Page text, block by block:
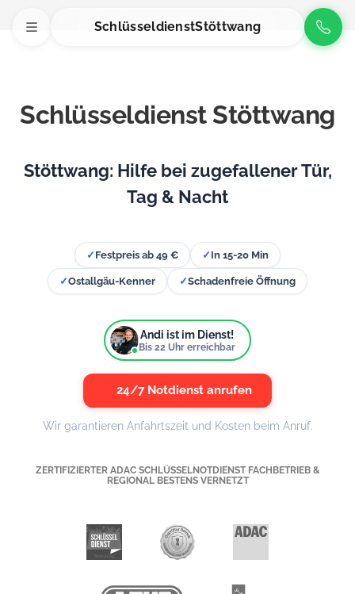
SchlüsseldienstStöttwang
Schlüsseldienst Stöttwang
Stöttwang: Hilfe bei zugefallener Tür,
Tag & Nacht
✓ Festpreis ab 49 € ✓ In 15-20 Min
✓Ostallgäu-Kenner ✓Schadenfreie Öffnung
Andi ist im Dienst!
Bis 22 Uhr erreichbar
24/7 Notdienst anrufen
Wir garantieren Anfahrtszeit und Kosten beim Anruf.
ZERTIFIZIERTER ADAC SCHLÜSSELNOTDIENST FACHBETRIEB &
REGIONAL BESTENS VERNETZT